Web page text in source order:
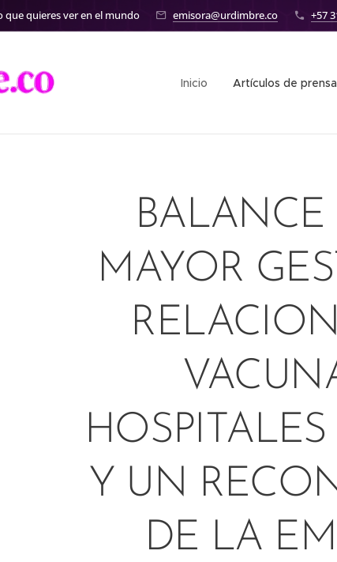
que quieres ver en el mundo emisora@urdimbre.co +57
Inicio Artículos de
MAYOR
Y UN
DE LA